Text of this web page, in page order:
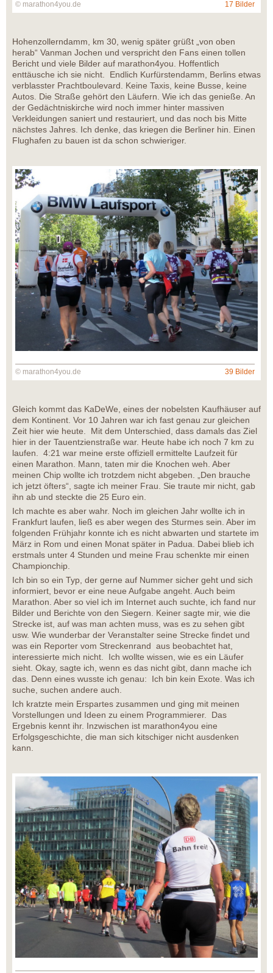
© marathon4you.de 17 Bilder
Hohenzollerndamm, km 30, wenig später grüßt „von oben
herab“ Vanman Jochen und verspricht den Fans einen tollen
Bericht und viele Bilder auf marathon4you. Hoffentlich
enttäusche ich sie nicht. Endlich Kurfürstendamm, Berlins etwas
verblasster Prachtboulevard. Keine Taxis, keine Busse, keine
Autos. Die Straße gehört den Läufern. Wie ich das genieße. An
der Gedächtniskirche wird noch immer hinter massiven
Verkleidungen saniert und restauriert, und das noch bis Mitte
nächstes Jahres. Ich denke, das kriegen die Berliner hin. Einen
Flughafen zu bauen ist da schon schwieriger.
© marathon4you.de 39 Bilder
Gleich kommt das KaDeWe, eines der nobelsten Kaufhäuser auf
dem Kontinent. Vor 10 Jahren war ich fast genau zur gleichen
Zeit hier wie heute. Mit dem Unterschied, dass damals das Ziel
hier in der Tauentzienstraße war. Heute habe ich noch 7 km zu
laufen. 4:21 war meine erste offiziell ermittelte Laufzeit für
einen Marathon. Mann, taten mir die Knochen weh. Aber
meinen Chip wollte ich trotzdem nicht abgeben. „Den brauche
ich jetzt öfters“, sagte ich meiner Frau. Sie traute mir nicht, gab
ihn ab und steckte die 25 Euro ein.
Ich machte es aber wahr. Noch im gleichen Jahr wollte ich in
Frankfurt laufen, ließ es aber wegen des Sturmes sein. Aber im
folgenden Frühjahr konnte ich es nicht abwarten und startete im
März in Rom und einen Monat später in Padua. Dabei blieb ich
erstmals unter 4 Stunden und meine Frau schenkte mir einen
Championchip.
Ich bin so ein Typ, der gerne auf Nummer sicher geht und sich
informiert, bevor er eine neue Aufgabe angeht. Auch beim
Marathon. Aber so viel ich im Internet auch suchte, ich fand nur
Bilder und Berichte von den Siegern. Keiner sagte mir, wie die
Strecke ist, auf was man achten muss, was es zu sehen gibt
usw. Wie wunderbar der Veranstalter seine Strecke findet und
was ein Reporter vom Streckenrand aus beobachtet hat,
interessierte mich nicht. Ich wollte wissen, wie es ein Läufer
sieht. Okay, sagte ich, wenn es das nicht gibt, dann mache ich
das. Denn eines wusste ich genau: Ich bin kein Exote. Was ich
suche, suchen andere auch.
Ich kratzte mein Erspartes zusammen und ging mit meinen
Vorstellungen und Ideen zu einem Programmierer. Das
Ergebnis kennt ihr. Inzwischen ist marathon4you eine
Erfolgsgeschichte, die man sich kitschiger nicht ausdenken
kann.